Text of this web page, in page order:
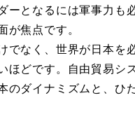
となるには軍事力も
が焦点です。
でなく、世界が日本を
ほどです。自由貿易シ
ダイナミズムと、ひ